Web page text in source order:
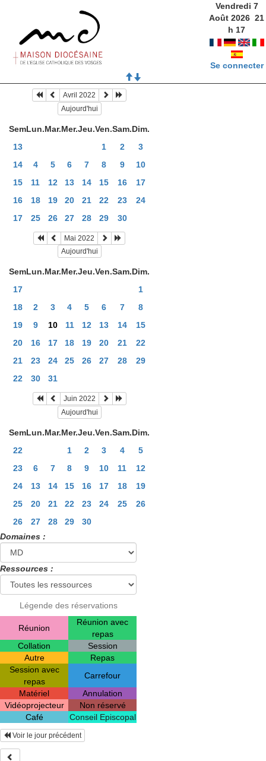
Vendredi 7
Août 2026 21
h 17
Se connecter
Avril 2022
Aujourd'hui
SemLun.Mar.Mer.Jeu.Ven.Sam.Dim.
13
1 2
3
14
4 5 6 7 8 9
10
15
11 12 13 14 15 16
17
16
18 19 20 21 22 23
24
17
25 26 27 28 29 30
Mai 2022
Aujourd'hui
SemLun.Mar.Mer.Jeu.Ven.Sam.Dim.
17
1
18
2 3 4 5 6 7
8
19
9 10 11 12 13 14
15
20
16 17 18 19 20 21
22
21
23 24 25 26 27 28
29
22
30 31
Juin 2022
Aujourd'hui
SemLun.Mar.Mer.Jeu.Ven.Sam.Dim.
22
1 2 3 4
5
23
6 7 8 9 10 11
12
24
13 14 15 16 17 18
19
25
20 21 22 23 24 25
26
26
27 28 29
30
Domaines :
Ressources :
Légende des réservations
Réunion
Réunion avec
repas
Collation
Session
Autre
Repas
Session avec
repas
Carrefour
Matériel
Annulation
Vidéoprojecteur
Non réservé
Café
Conseil Episcopal
Voir le jour précédent